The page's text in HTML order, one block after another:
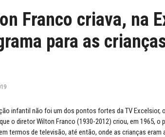
Franco criava, na
para as
infantil não foi um dos pontos fortes da TV Excelsior,
o diretor Wilton Franco (1930-2012) criou, em 1965, o
termos de televisão, até então, onde as crianças eram